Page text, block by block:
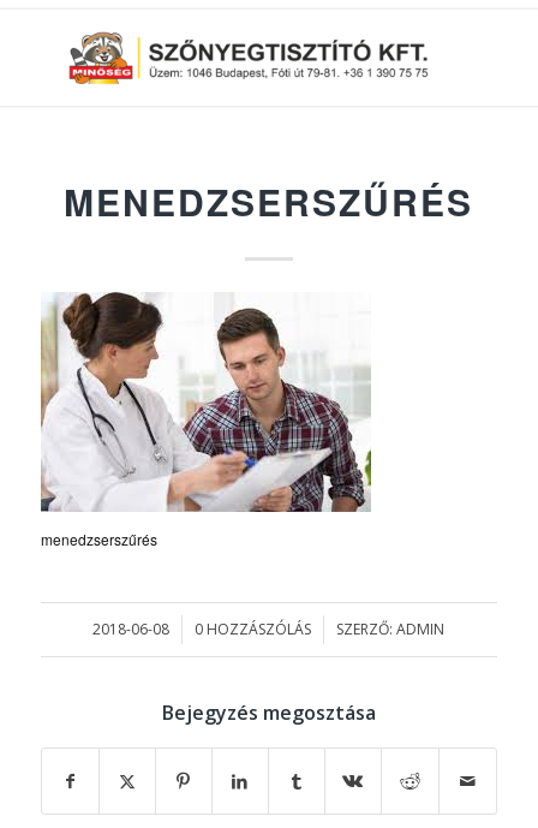
MENEDZSERSZŰRÉS
menedzserszűrés
2018-06-08
/ 0 HOZZÁSZÓLÁS
/ SZERZŐ:ADMIN
Bejegyzés megosztása